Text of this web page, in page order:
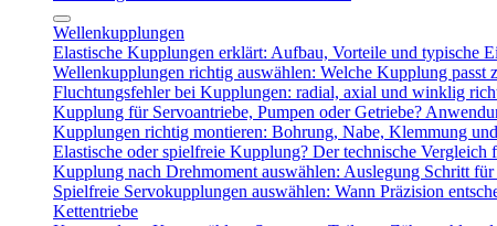
Wellenkupplungen
Elastische Kupplungen erklärt: Aufbau, Vorteile und typische
Wellenkupplungen richtig auswählen: Welche Kupplung passt
Fluchtungsfehler bei Kupplungen: radial, axial und winklig
Kupplung für Servoantriebe, Pumpen oder Getriebe?
Kupplungen richtig montieren: Bohrung, Nabe, Klemmung
Elastische oder spielfreie Kupplung? Der technische Vergleich
Kupplung nach Drehmoment auswählen: Auslegung Schritt
Spielfreie Servokupplungen auswählen: Wann Präzision
Kettentriebe